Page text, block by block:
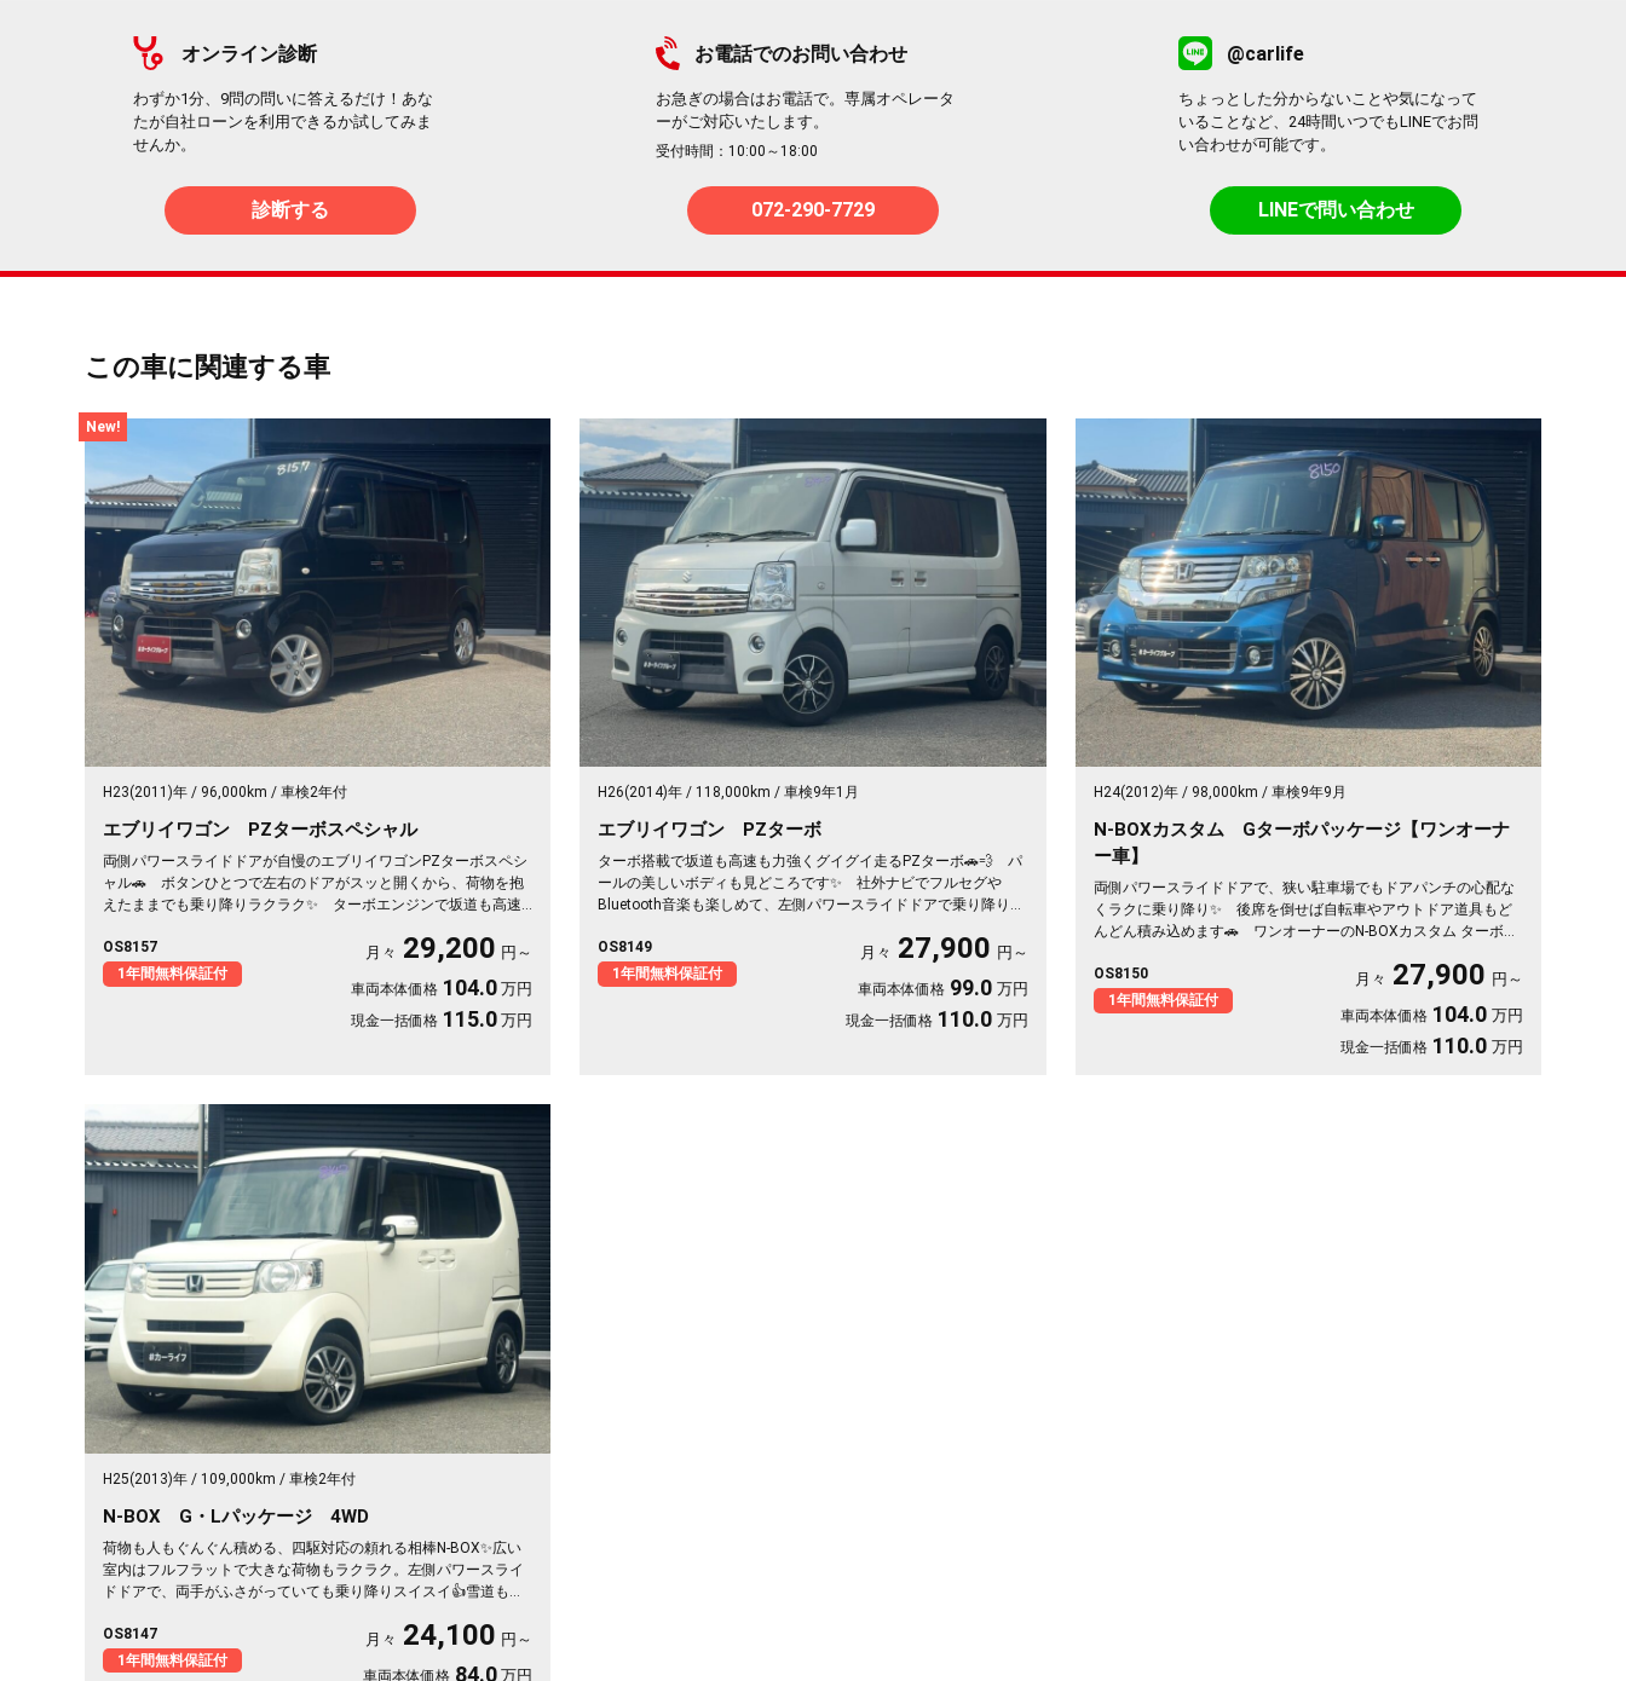
オンライン診断
わずか1分、9問の問いに答えるだけ！あな
たが自社ローンを利用できるか試してみま
せんか。
診断する
お電話でのお問い合わせ
お急ぎの場合はお電話で。専属オペレータ
ーがご対応いたします。
受付時間：10:00～18:00
072-290-7729
@carlife
ちょっとした分からないことや気になって
いることなど、24時間いつでもLINEでお問
い合わせが可能です。
LINEで問い合わせ
この車に関連する車
New!
H23(2011)年 96,000km 車検2年付
エブリイワゴン PZターボスペシャル
両側パワースライドドアが自慢のエブリイワゴンPZターボスペシ
ャル🚗 ボタンひとつで左右のドアがスッと開くから、荷物を抱
えたままでも乗り降りラクラク✨ ターボエンジンで坂道も高速
フルセグ対応の社外HDDナビで遠出も快適🎵💫 休日は仲間とア
ウトドアへ繰り出したくなる一台です🚗 前向きな一歩を応援する
《1年保証付》です📌
OS8157
1年間無料保証付
月々 29,200 円～
車両本体価格 104.0 万円
現金一括価格 115.0 万円
H26(2014)年 118,000km 車検9年1月
エブリイワゴン PZターボ
ターボ搭載で坂道も高速も力強くグイグイ走るPZターボ🚗💨 パ
ールの美しいボディも見どころです✨ 社外ナビでフルセグや
Bluetooth音楽も楽しめて、左側パワースライドドアで乗り降りも
心💎 休日のアウトドアも通勤も快適にこなせる相棒に❣ 月々
27900〜で手が届く一台です🎵 買った後もずっと寄り添う《1年
保証付》😊
OS8149
1年間無料保証付
月々 27,900 円～
車両本体価格 99.0 万円
現金一括価格 110.0 万円
H24(2012)年 98,000km 車検9年9月
N-BOXカスタム Gターボパッケージ【ワンオーナ
ー車】
両側パワースライドドアで、狭い駐車場でもドアパンチの心配な
くラクに乗り降り✨ 後席を倒せば自転車やアウトドア道具もど
んどん積み込めます🚗 ワンオーナーのN-BOXカスタム ターボ、
える車体も駐車はスッと安心🙌 買い物も送迎も遠出も、これ一
台で毎日がぐっと身軽になりますよ。クルコン付きで高速移動も
ゆったり快適。安心してお乗りいただける《1年保証付》です😊
OS8150
1年間無料保証付
月々 27,900 円～
車両本体価格 104.0 万円
現金一括価格 110.0 万円
H25(2013)年 109,000km 車検2年付
N-BOX G・Lパッケージ 4WD
荷物も人もぐんぐん積める、四駆対応の頼れる相棒N-BOX✨広い
室内はフルフラットで大きな荷物もラクラク。左側パワースライ
ドドアで、両手がふさがっていても乗り降りスイスイ👍雪道も安
れます。プッシュスタートで毎日の発進もスマート🚗買い物帰り
や週末の遠出まで、暮らしの相棒にぴったり💫《1年保証付》で安
OS8147
1年間無料保証付
月々 24,100 円～
車両本体価格 84.0 万円